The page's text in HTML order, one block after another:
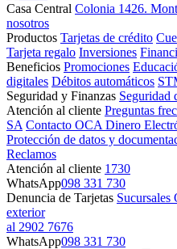
Casa Central Colonia 1426.
nosotros
Productos Tarjetas de crédito
Tarjeta regalo Inversiones
Beneficios Promociones
digitales Débitos automáticos
Seguridad y Finanzas Seguridad
Atención al cliente Preguntas
SA Contacto OCA Dinero
Protección de datos y
Reclamos
Atención al cliente 1730
WhatsApp098 331 730
Denuncia de Tarjetas Sucursales
exterior
al 2902 7676
WhatsApp098 331 730